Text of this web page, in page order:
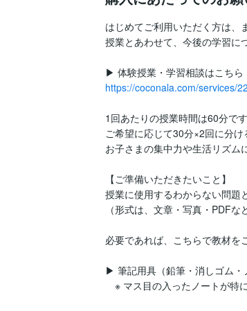
はじめてご利用いただく方は、
授業とあわせて、今後の学習に
https://coconala.com/services/
1回あたりの授業時間は60分です
ご希望に応じて30分×2回に分け
お子さまの集中力や生活リズム
【ご準備いただきたいこと】
授業に使用するわからない問題
（形式は、文章・写真・PDFな
必要であれば、こちらで教材を
▶ 筆記用具（鉛筆・消しゴム
※ マス目の入ったノートが特